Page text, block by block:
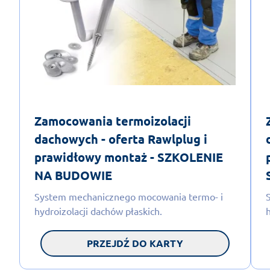
Zamocowania termoizolacji
dachowych - oferta Rawlplug i
prawidłowy montaż - SZKOLENIE
NA BUDOWIE
System mechanicznego mocowania termo- i
hydroizolacji dachów płaskich.
PRZEJDŹ DO KARTY